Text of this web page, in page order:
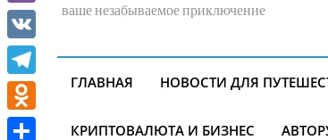
ваше незабываемое приключение
ГЛАВНАЯ НОВОСТИ ДЛЯ
КРИПТОВАЛЮТА И БИЗНЕС
Viber
VK
Telegram
Odnoklassniki